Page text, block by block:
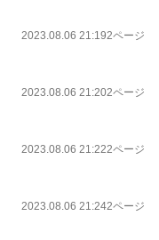
2023.08.06 21:192ページ
2023.08.06 21:202ページ
2023.08.06 21:222ページ
2023.08.06 21:242ページ